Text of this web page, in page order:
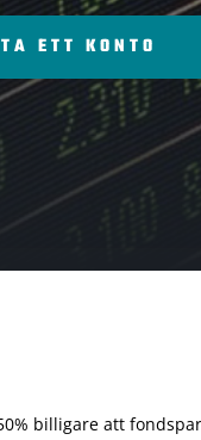
ETT KONTO
billigare att